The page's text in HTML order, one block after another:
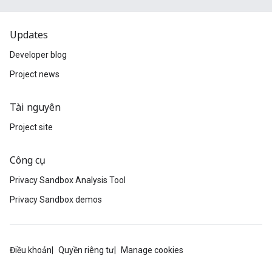
Updates
Developer blog
Project news
Tài nguyên
Project site
Công cụ
Privacy Sandbox Analysis Tool
Privacy Sandbox demos
Điều khoản Quyền riêng tư Manage cookies